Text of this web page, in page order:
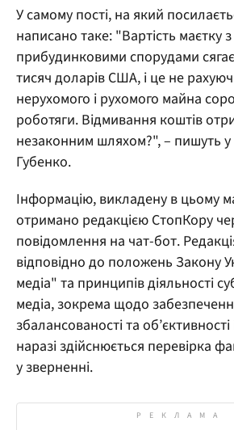
У самому пості, на який
написано таке: "Вартість маєтку
прибудинковими спорудами
тисяч доларів США, і це не
нерухомого і рухомого майна
роботяги. Відмивання коштів
незаконним шляхом?", – пишуть у
Губенко.
Інформацію, викладену в цьому
отримано редакцією СтопКору
повідомлення на чат-бот.
відповідно до положень Закону
медіа" та принципів діяльності
медіа, зокрема щодо
збалансованості та
наразі здійснюється перевірка
у зверненні.